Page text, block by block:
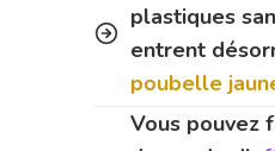
plastiques
entrent
poubelle
Vous pouvez